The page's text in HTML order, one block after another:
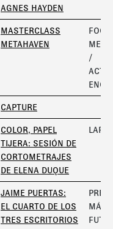
AGNES HAYDEN
MASTERCLASS
METAHAVEN
FOCO
/
CAPTURE
COLOR, PAPEL
TIJERA: SESIÓN DE
CORTOMETRAJES
DE ELENA DUQUE
JAIME PUERTAS:
EL CUARTO DE LOS
TRES ESCRITORIOS